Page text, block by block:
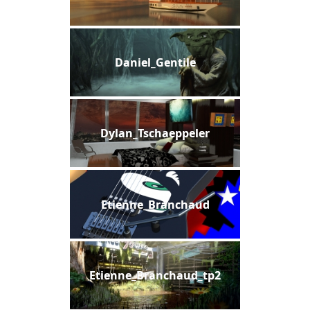
Daniel_Gentile
Dylan_Tschaeppeler
Etienne_Branchaud
Etienne_Branchaud_tp2